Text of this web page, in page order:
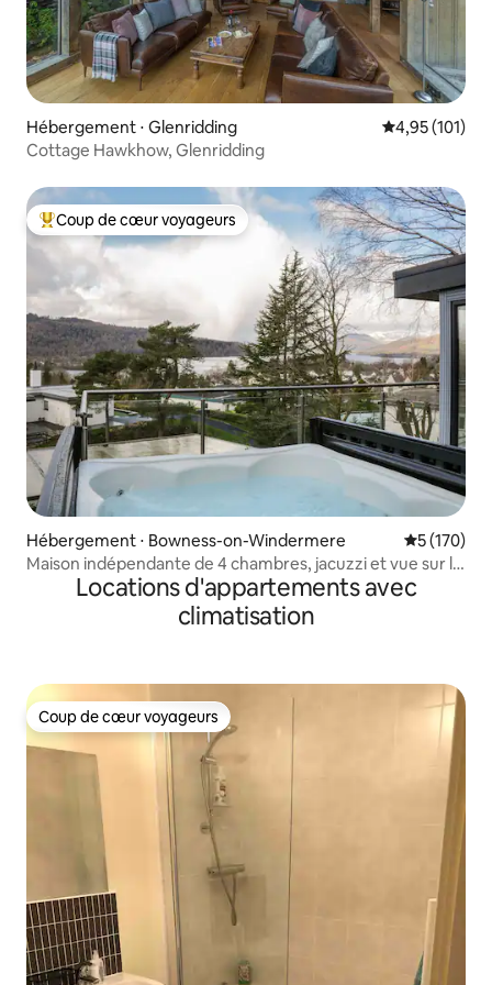
Hébergement ⋅ Glenridding Évaluation
4,95 (101)
Cottage Hawkhow, Glenridding
Coups de cœur voyageurs les plus appréciés
Coup de cœur voyageurs
Hébergement ⋅ Bowness-on-Windermere Évaluation
5 (170)
Maison indépendante de 4 chambres, jacuzzi et vue sur le
lac - Animaux acceptés
Locations d'appartements avec
climatisation
Coup de cœur voyageurs
Coup de cœur voyageurs